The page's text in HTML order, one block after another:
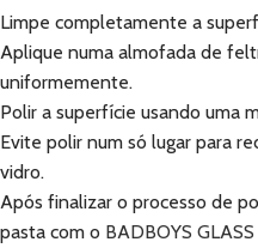
Limpe completamente a
Aplique numa almofada de
uniformemente.
Polir a superfície usando uma
Evite polir num só lugar para
vidro.
Após finalizar o processo de
pasta com o BADBOYS